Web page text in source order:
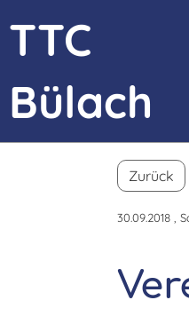
TTC
Bülach
Zurück
30.09.2018 ,